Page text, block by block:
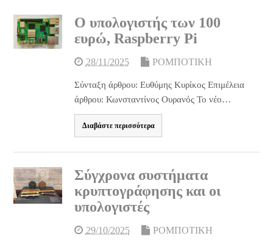
Ο υπολογιστής των 100
ευρώ, Raspberry Pi
28/11/2025 ΡΟΜΠΟΤΙΚΗ
Σύνταξη άρθρου: Ευθύμης Κυρίκος Επιμέλεια
άρθρου: Κωνσταντίνος Ουρανός Το νέο…
Διαβάστε περισσότερα
Σύγχρονα συστήματα
κρυπτογράφησης και οι
υπολογιστές
29/10/2025 ΡΟΜΠΟΤΙΚΗ